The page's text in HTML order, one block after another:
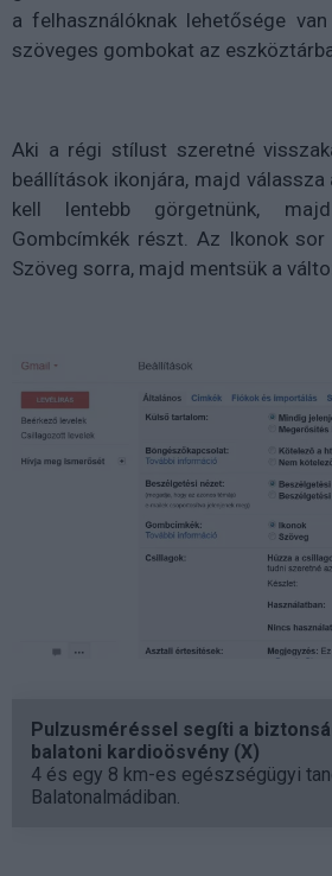
a felhasználóknak lehetősége
szöveges gombokat az
Aki a régi stílust szeretné
beállítások ikonjára, majd
kell lentebb görgetnünk,
Gombcímkék részt. Az Ikonok
Szöveg sorra, majd mentsük a
Pulzusméréssel segíti a
balatoni kardioösvény (X)
4 és egy 8 km-es egészségügyi
Balatonalmádiban.